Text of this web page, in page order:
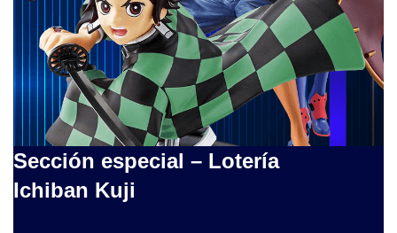
Sección especial – Lotería
Ichiban Kuji